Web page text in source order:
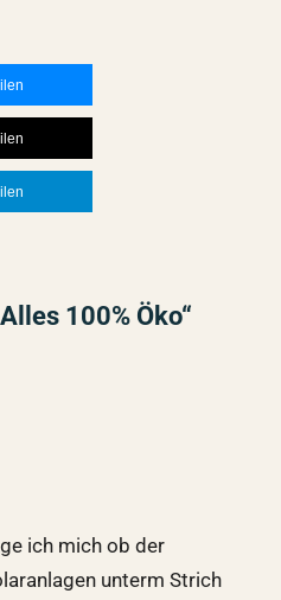
100% Öko“
ich mich ob der
unterm Strich